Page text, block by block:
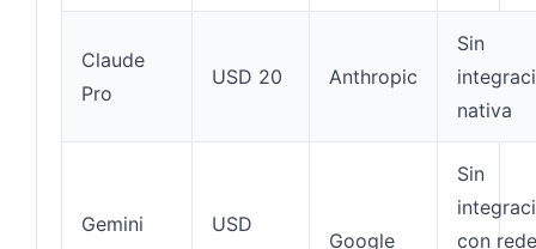
Claude
Pro
USD 20 Anthropic
Sin
nativa
Gemini
USD
Google
Sin
con